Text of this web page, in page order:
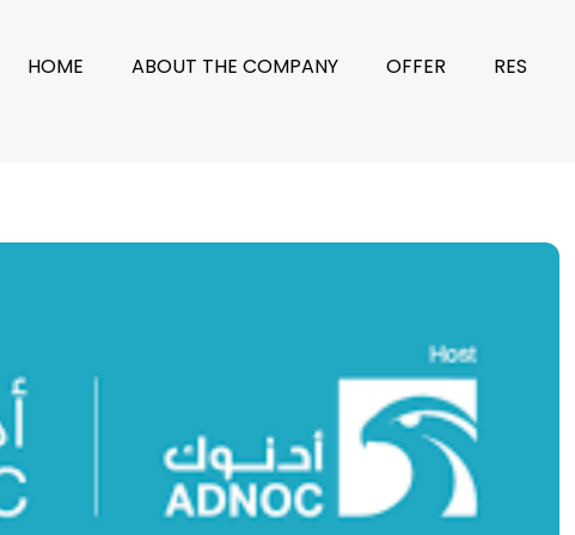
HOME ABOUT THE COMPANY OFFER RES